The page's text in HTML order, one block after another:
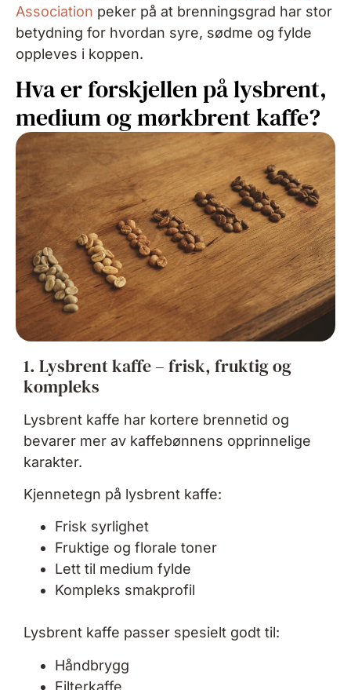
Association peker på at brenningsgrad har stor
betydning for hvordan syre, sødme og fylde
oppleves i koppen.
Hva er forskjellen på lysbrent,
medium og mørkbrent kaffe?
1. Lysbrent kaffe – frisk, fruktig og
kompleks
Lysbrent kaffe har kortere brennetid og
bevarer mer av kaffebønnens opprinnelige
karakter.
Kjennetegn på lysbrent kaffe:
Frisk syrlighet
Fruktige og florale toner
Lett til medium fylde
Kompleks smakprofil
Lysbrent kaffe passer spesielt godt til:
Håndbrygg
Filterkaffe